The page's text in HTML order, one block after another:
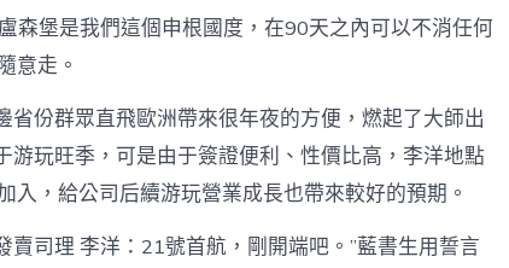
森堡是我們這個申根國度，在90天之內可以不消任何
意走。
省份群眾直飛歐洲帶來很年夜的方便，燃起了大師出
游玩旺季，可是由于簽證便利、性價比高，李洋地點
入，給公司后續游玩營業成長也帶來較好的預期。
賣司理 李洋：21號首航，剛開端吧。”藍書生用誓言